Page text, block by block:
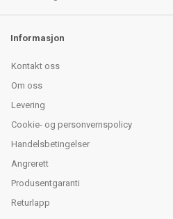
Informasjon
Kontakt oss
Om oss
Levering
Cookie- og personvernspolicy
Handelsbetingelser
Angrerett
Produsentgaranti
Returlapp